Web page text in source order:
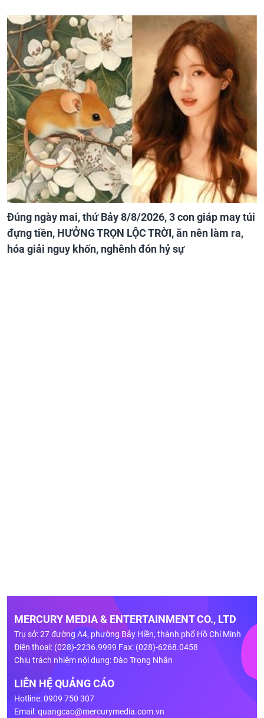
Đúng ngày mai, thứ Bảy 8/8/2026, 3 con giáp may túi
đựng tiền, HƯỞNG TRỌN LỘC TRỜI, ăn nên làm ra,
hóa giải nguy khốn, nghênh đón hỷ sự
MERCURY MEDIA & ENTERTAINMENT CO., LTD
Trụ sở: 27 đường A4, phường Bảy Hiền, thành phố Hồ Chí Minh
Điện thoại: (028)-2236.9999 Fax: (028)-6268.0458
Chịu trách nhiệm nội dung: Đào Trọng Nhân
LIÊN HỆ QUẢNG CÁO
Hotline: 0909 750 307
Email:quangcao@mercurymedia.com.vn